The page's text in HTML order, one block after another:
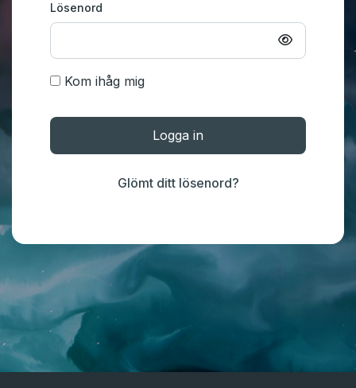
Lösenord
Kom ihåg mig
Logga in
Glömt ditt lösenord?